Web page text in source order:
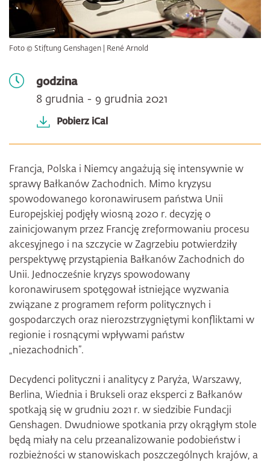
Foto © Stiftung Genshagen | René Arnold
godzina
8 grudnia - 9 grudnia 2021
Pobierz iCal
Francja, Polska i Niemcy angażują się intensywnie w
sprawy Bałkanów Zachodnich. Mimo kryzysu
spowodowanego koronawirusem państwa Unii
Europejskiej podjęły wiosną 2020 r. decyzję o
zainicjowanym przez Francję zreformowaniu procesu
akcesyjnego i na szczycie w Zagrzebiu potwierdziły
perspektywę przystąpienia Bałkanów Zachodnich do
Unii. Jednocześnie kryzys spowodowany
koronawirusem spotęgował istniejące wyzwania
związane z programem reform politycznych i
gospodarczych oraz nierozstrzygniętymi konfliktami w
regionie i rosnącymi wpływami państw
„niezachodnich”.
Decydenci polityczni i analitycy z Paryża, Warszawy,
Berlina, Wiednia i Brukseli oraz eksperci z Bałkanów
spotkają się w grudniu 2021 r. w siedzibie Fundacji
Genshagen. Dwudniowe spotkania przy okrągłym stole
będą miały na celu przeanalizowanie podobieństw i
rozbieżności w stanowiskach poszczególnych krajów, a